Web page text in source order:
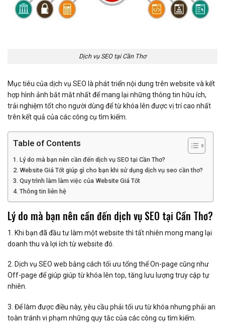
Dịch vụ SEO tại Cần Thơ
Mục tiêu của dịch vụ SEO là phát triển nội dung trên website và kết
hợp hình ảnh bắt mắt nhất để mang lại những thông tin hữu ích,
trải nghiệm tốt cho người dùng để từ khóa lên được vị trí cao nhất
trên kết quả của các công cụ tìm kiếm.
Table of Contents
Lý do mà bạn nên cần đến dịch vụ SEO tại Cần Thơ?
Website Giá Tốt giúp gì cho bạn khi sử dụng dịch vụ seo cần thơ?
Quy trình làm làm việc của Website Giá Tốt
Thông tin liên hệ
Lý do mà bạn nên cần đến dịch vụ SEO tại Cần Thơ?
1. Khi bạn đã đầu tư làm một website thì tất nhiên mong mang lại
doanh thu và lợi ích từ website đó.
2. Dịch vụ SEO web bằng cách tối ưu tổng thể On-page cũng như
Off-page để giúp giúp từ khóa lên top, tăng lưu lượng truy cập tự
nhiên.
3. Để làm được điều này, yêu cầu phải tối ưu từ khóa nhưng phải an
toàn tránh vi phạm những quy tắc của các công cụ tìm kiếm.